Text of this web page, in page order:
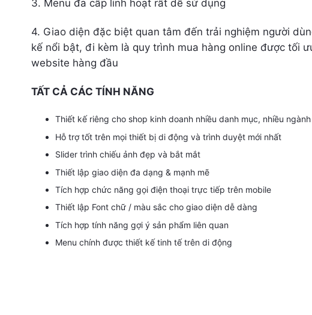
3. Menu đa cấp linh hoạt rất dễ sử dụng
4. Giao diện đặc biệt quan tâm đến trải nghiệm người
kế nổi bật, đi kèm là quy trình mua hàng online được tối
website hàng đầu
TẤT CẢ CÁC TÍNH NĂNG
Thiết kế riêng cho shop kinh doanh nhiều danh mục, nhiều
Hỗ trợ tốt trên mọi thiết bị di động và trình duyệt mới nhất
Slider trình chiếu ảnh đẹp và bắt mắt
Thiết lập giao diện đa dạng & mạnh mẽ
Tích hợp chức năng gọi điện thoại trực tiếp trên mobile
Thiết lập Font chữ / màu sắc cho giao diện dễ dàng
Tích hợp tính năng gợi ý sản phẩm liên quan
Menu chính được thiết kế tinh tế trên di động